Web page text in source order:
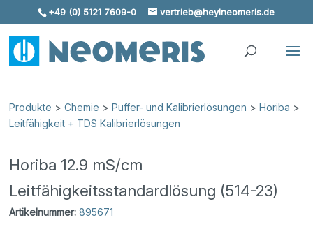
Skip To Content
+49 (0) 5121 7609-0 vertrieb@heylneomeris.de
Produkte >Chemie >Puffer- und Kalibrierlösungen >Horiba >
Leitfähigkeit + TDS Kalibrierlösungen
Horiba 12.9 mS/cm
Leitfähigkeitsstandardlösung (514-23)
Artikelnummer: 895671